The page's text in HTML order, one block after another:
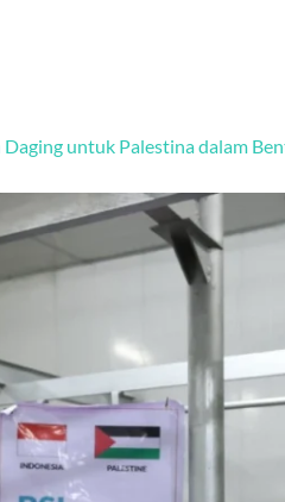
untuk Palestina dalam